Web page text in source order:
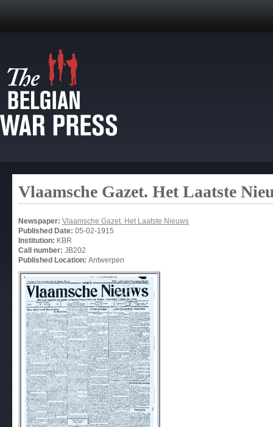
Vlaamsche Gazet. Het Laatste
Newspaper: Vlaamsche Gazet. Het Laatste Nieuws
Published Date: 05-02-1915
Institution: KBR
Call number: JB202
Published Location: Antwerpen